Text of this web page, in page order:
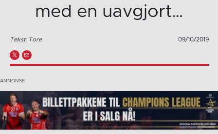
med en uavgjort…
Tekst: Tore 09/10/2019